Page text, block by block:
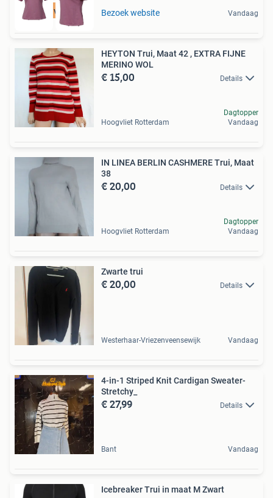
Tot 75% voordeel Bezoek website Vandaag
HEYTON Trui, Maat 42 , EXTRA FIJNE
MERINO WOL
€ 15,00 Details
Hoogvliet Rotterdam
Dagtopper
Vandaag
IN LINEA BERLIN CASHMERE Trui, Maat
38
€ 20,00 Details
Hoogvliet Rotterdam
Dagtopper
Vandaag
Zwarte trui
€ 20,00 Details
Westerhaar-Vriezenveensewijk Vandaag
4-in-1 Striped Knit Cardigan Sweater-
Stretchy_
€ 27,99 Details
Bant Vandaag
Icebreaker Trui in maat M Zwart